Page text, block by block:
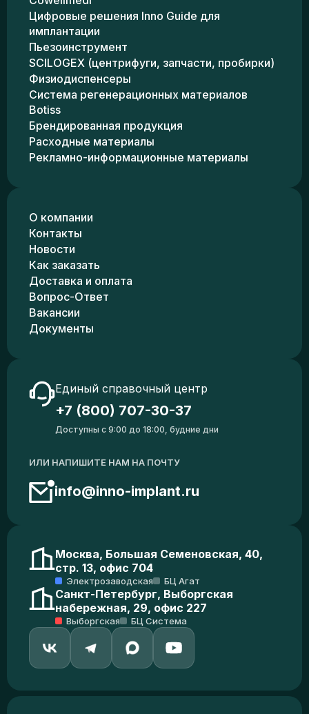
Цифровые решения Inno Guide для
имплантации
Пьезоинструмент
SCILOGEX (центрифуги, запчасти, пробирки)
Физиодиспенсеры
Система регенерационных материалов
Botiss
Брендированная продукция
Расходные материалы
Рекламно-информационные материалы
О компании
Контакты
Новости
Как заказать
Доставка и оплата
Вопрос-Ответ
Вакансии
Документы
Единый справочный центр
+7 (800) 707-30-37
Доступны с 9:00 до 18:00, будние дни
ИЛИ НАПИШИТЕ НАМ НА ПОЧТУ
info@inno-implant.ru
Москва, Большая Семеновская, 40,
стр. 13, офис 704
Электрозаводская БЦ Агат
Санкт-Петербург, Выборгская
набережная, 29, офис 227
Выборгская БЦ Система